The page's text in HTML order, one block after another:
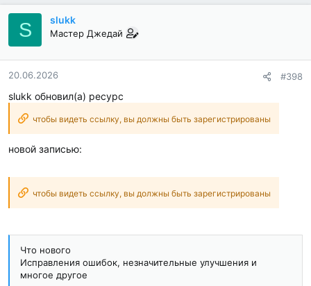
S slukk
Мастер Джедай
20.06.2026 #398
slukk обновил(а) ресурс
чтобы видеть ссылку, вы должны быть зарегистрированы
новой записью:
чтобы видеть ссылку, вы должны быть зарегистрированы
Что нового
Исправления ошибок, незначительные улучшения и
многое другое